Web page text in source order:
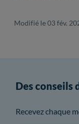
Modifié le 03 fév.
Des conseils
Recevez chaque